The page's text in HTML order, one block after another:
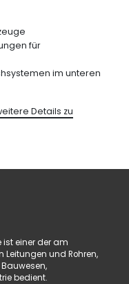
für
im unteren
Details zu
ist einer der am
Leitungen und Rohren,
bedient.